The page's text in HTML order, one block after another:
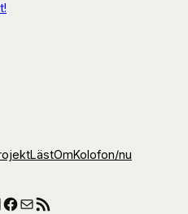
LästOmKolofon/nu
Facebook
E-postRSS-flöde